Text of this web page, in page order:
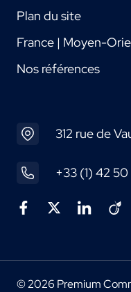
Plan du site
France | Moyen-
Nos références
312 rue de
+33 (1) 42
© 2026 Premium